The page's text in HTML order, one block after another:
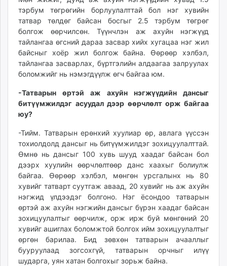
тэрбум төгрөгийн борлуулалттай бол нэг хувийн
татвар төлдөг байсан босгыг 2.5 тэрбум төгрөг
болгож өөрчилсөн. Түүнчлэн аж ахуйн нэгжүүд
тайлангаа өгсний дараа засвар хийх хугацаа нэг жил
байсныг хоёр жил болгож байна. Өөрөөр хэлбэл,
тайлангаа засварлах, бүртгэлийн алдаагаа залруулах
боломжийг нь нэмэгдүүлж өгч байгаа юм.
-Татварын өртэй аж ахуйн нэгжүүдийн дансыг
битүүмжилдэг асуудал дээр өөрчлөлт орж байгаа
юу?
-Тийм. Татварын ерөнхий хуулиар өр, авлага үүссэн
тохиолдолд дансыг нь битүүмжилдэг зохицуулалттай.
Өмнө нь дансыг 100 хувь шууд хаадаг байсан бол
дээрх хуулийн өөрчлөлтөөр данс хаахыг болиулж
байгаа. Өөрөөр хэлбэл, мөнгөн урсгалынх нь 80
хувийг татварт суутгаж аваад, 20 хувийг нь аж ахуйн
нэгжид үлдээдэг болгоно. Нэг ёсондоо татварын
өртэй аж ахуйн нэгжийн дансыг бүрэн хаадаг байсан
зохицуулалтыг өөрчилж, орж ирж буй мөнгөний 20
хувийг ашиглах боломжтой болгох ийм зохицуулалтыг
өргөн барилаа. Бид зөвхөн татварын ачааллыг
бууруулаад зогсохгүй, татварын орчныг илүү
шударга, уян хатан болгохыг зорьж байна.